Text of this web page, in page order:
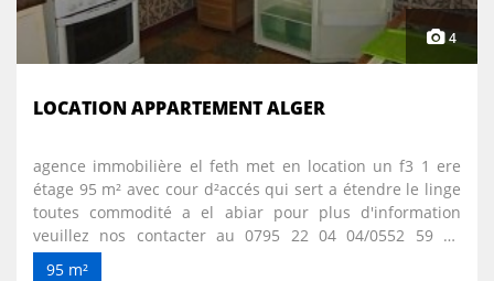
4
LOCATION APPARTEMENT ALGER
agence immobilière el feth met en location un f3 1 ere
étage 95 m² avec cour d²accés qui sert a étendre le linge
toutes commodité a el abiar pour plus d'information
veuillez nos contacter au 0795 22 04 04/0552 59 53
17/0552 58 79 60 le prix 6 millions négociable
95 m²